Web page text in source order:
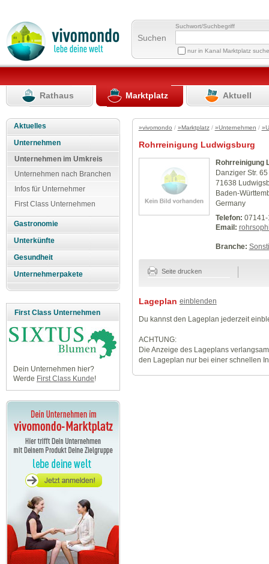
Suchen
Suchwort/Suchbegriff
nur in Kanal Marktplatz
Rathaus Marktplatz Aktuell
Aktuelles
Unternehmen
Unternehmen im Umkreis
Unternehmen nach Branchen
Infos für Unternehmer
First Class Unternehmen
Gastronomie
Unterkünfte
Gesundheit
Unternehmerpakete
First Class Unternehmen
Dein Unternehmen hier?
Werde First Class Kunde!
»vivomondo / »Marktplatz/ »Unternehmen /
Rohrreinigung Ludwigsburg
Rohrreinigung
Danziger Str. 65
71638
Baden-
Germany
Telefon:
Email:
Branche:
Seite drucken
Lageplan einblenden
Du kannst den Lageplan jederzeit
ACHTUNG:
Die Anzeige des Lageplans
den Lageplan nur bei einer schnellen